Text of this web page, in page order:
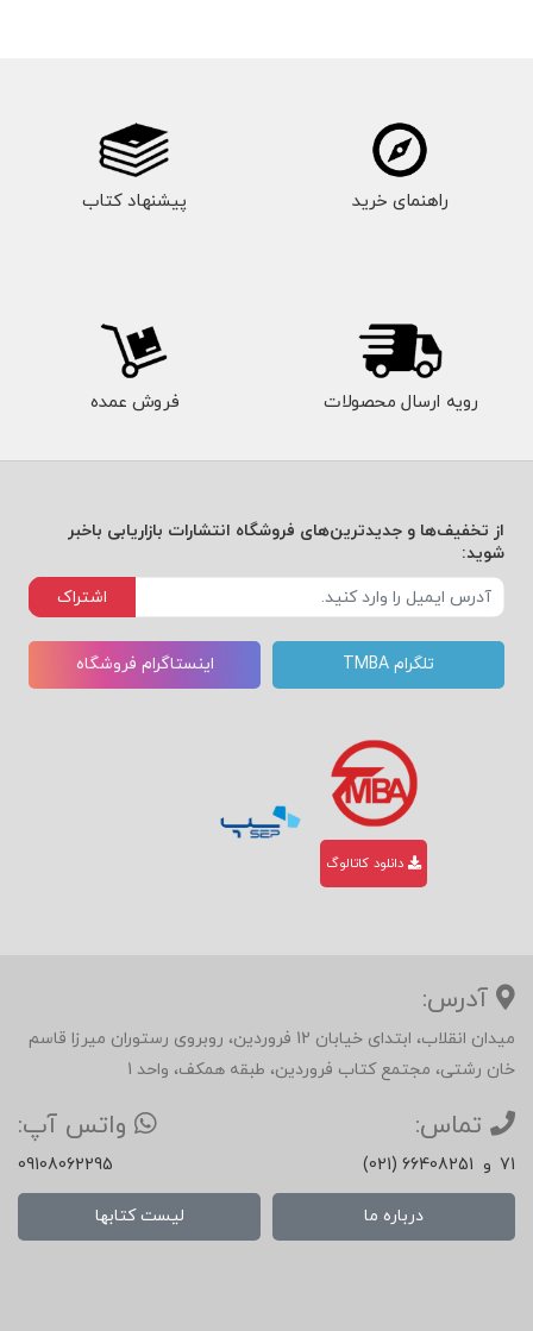
سبک چهار انیاگرام
سبک هفت انیاگرام
تلاشهای توسعه ای برای همه
راهنمای خرید پیشنهاد کتاب
رویه ارسال محصولات فروش عمده
از تخفیف‌ها و جدیدترین‌های فروشگاه انتشارات بازاریابی باخبر
شوید:
اشتراک
تلگرام TMBA اینستاگرام فروشگاه
دانلود کاتالوگ
آدرس:
میدان انقلاب، ابتدای خیابان 12 فروردین، روبروی رستوران میرزا قاسم
خان رشتی، مجتمع کتاب فروردین، طبقه همکف، واحد 1
تماس:
(021) 66408251 و 71
واتس آپ:
09108062295
درباره ما لیست کتابها